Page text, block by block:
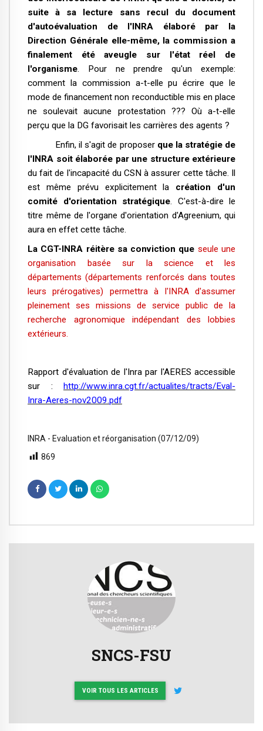
suite à sa lecture sans recul du document
d'autoévaluation de l'INRA élaboré par la
Direction Générale elle-même, la commission a
finalement été aveugle sur l'état réel de
l'organisme. Pour ne prendre qu'un exemple:
comment la commission a-t-elle pu écrire que le
mode de financement non reconductible mis en place
ne soulevait aucune protestation ??? Où a-t-elle
perçu que la DG favorisait les carrières des agents ?
Enfin, il s'agit de proposer que la stratégie de
l'INRA soit élaborée par une structure extérieure
du fait de l'incapacité du CSN à assurer cette tâche. Il
est même prévu explicitement la création d'un
comité d'orientation stratégique. C'est-à-dire le
titre même de l'organe d'orientation d'Agreenium, qui
aura en effet cette tâche.
La CGT-INRA réitère sa conviction que seule une
organisation basée sur la science et les
départements (départements renforcés dans toutes
leurs prérogatives) permettra à l'INRA d'assumer
pleinement ses missions de service public de la
recherche agronomique indépendant des lobbies
extérieurs.
Rapport d'évaluation de l'Inra par l'AERES accessible
sur :
http://www.inra.cgt.fr/actualites/tracts/Eval-
Inra-Aeres-nov2009.pdf
INRA - Evaluation et réorganisation (07/12/09)
869
SNCS-FSU
VOIR TOUS LES ARTICLES